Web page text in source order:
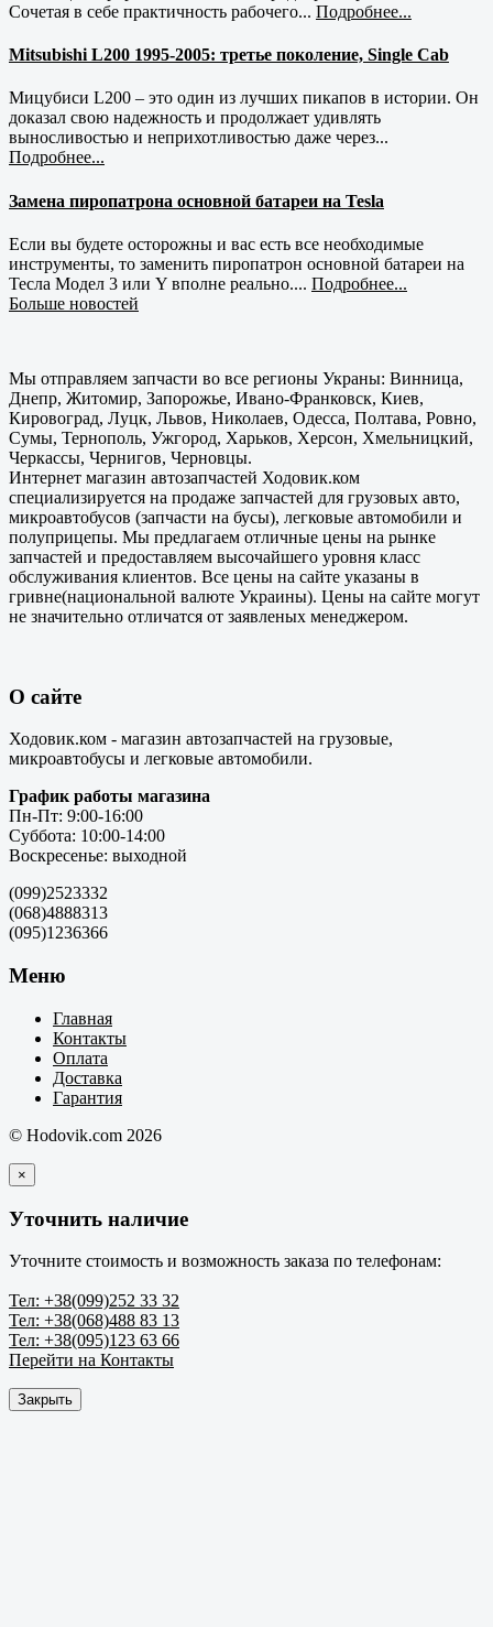
Сочетая в себе практичность рабочего... Подробнее...
Mitsubishi L200 1995-2005: третье поколение, Single Cab
Мицубиси L200 – это один из лучших пикапов в истории. Он
доказал свою надежность и продолжает удивлять
выносливостью и неприхотливостью даже через...
Подробнее...
Замена пиропатрона основной батареи на Tesla
Если вы будете осторожны и вас есть все необходимые
инструменты, то заменить пиропатрон основной батареи на
Тесла Модел 3 или Y вполне реально.... Подробнее...
Больше новостей
Мы отправляем запчасти во все регионы Украны: Винница,
Днепр, Житомир, Запорожье, Ивано-Франковск, Киев,
Кировоград, Луцк, Львов, Николаев, Одесса, Полтава, Ровно,
Сумы, Тернополь, Ужгород, Харьков, Херсон, Хмельницкий,
Черкассы, Чернигов, Черновцы.
Интернет магазин автозапчастей Ходовик.ком
специализируется на продаже запчастей для грузовых авто,
микроавтобусов (запчасти на бусы), легковые автомобили и
полуприцепы. Мы предлагаем отличные цены на рынке
запчастей и предоставляем высочайшего уровня класс
обслуживания клиентов. Все цены на сайте указаны в
гривне(национальной валюте Украины). Цены на сайте могут
не значительно отличатся от заявленых менеджером.
О сайте
Ходовик.ком - магазин автозапчастей на грузовые,
микроавтобусы и легковые автомобили.
График работы магазина
Пн-Пт: 9:00-16:00
Суббота: 10:00-14:00
Воскресенье: выходной
(099)2523332
(068)4888313
(095)1236366
Меню
Главная
Контакты
Оплата
Доставка
Гарантия
© Hodovik.com 2026
×
Уточнить наличие
Уточните стоимость и возможность заказа по телефонам:
Тел: +38(099)252 33 32
Тел: +38(068)488 83 13
Тел: +38(095)123 63 66
Перейти на Контакты
Закрыть